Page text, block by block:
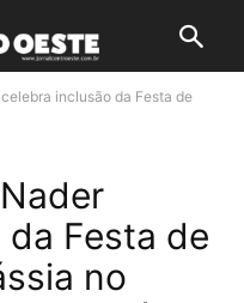
inclusão da Festa de
Festa de
no